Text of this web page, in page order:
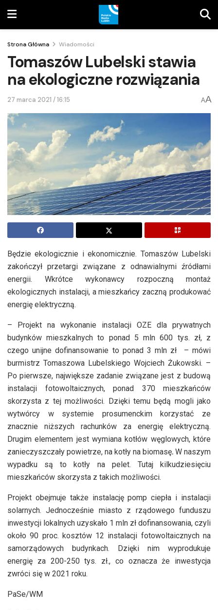
Strona Główna Wiadomości
Tomaszów Lubelski stawia
na ekologiczne rozwiązania
27 marca 2021 / 16:15 AA
Będzie ekologicznie i ekonomicznie. Tomaszów Lubelski
zakończył przetargi związane z odnawialnymi źródłami
energii. Wkrótce wykonawcy rozpoczną montaż
ekologicznych instalacji, a mieszkańcy zaczną produkować
energię elektryczną.
– Projekt na wykonanie instalacji OZE dla prywatnych
budynków mieszkalnych to ponad 5 mln 600 tys. zł, z
czego unijne dofinansowanie to ponad 3 mln zł – mówi
burmistrz Tomaszowa Lubelskiego Wojciech Żukowski. –
Po pierwsze, największe zadanie związane jest z budową
instalacji fotowoltaicznych, ponad 370 mieszkańców
skorzysta z tej możliwości. Dzięki temu będą mogli jako
wytwórcy w systemie prosumenckim korzystać ze
znacznie niższych rachunków za energię elektryczną.
Drugim elementem jest wymiana kotłów węglowych, które
zanieczyszczały powietrze, na kotły na biomasę. W naszym
wypadku są to kotły na pelet. Tutaj kilkudziesięciu
mieszkańców skorzysta z takich możliwości.
Projekt obejmuje także instalację pomp ciepła i instalacji
solarnych. Jednocześnie miasto z rządowego funduszu
inwestycji lokalnych uzyskało 1 mln zł dofinansowania, czyli
około 90 proc. kosztów 12 instalacji fotowoltaicznych na
samorządowych budynkach. Dzięki nim wyprodukuje
energię za 200-250 tys. zł., co oznacza że inwestycja
zwróci się w 2021 roku.
PaSe/WM